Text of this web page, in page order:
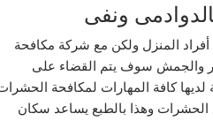
ونفى
المنزل ولكن مع شركة مكافحة
والجمش سوف يتم القضاء على
كافة المهارات لمكافحة
وهذا بالطبع يساعد سكان